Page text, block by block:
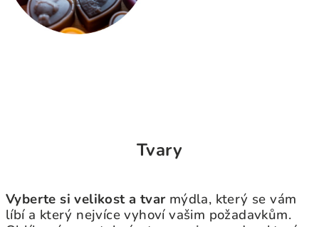
Tvary
Vyberte si velikost a tvarmýdla, který se vám
líbí a který nejvíce vyhoví vašim požadavkům.